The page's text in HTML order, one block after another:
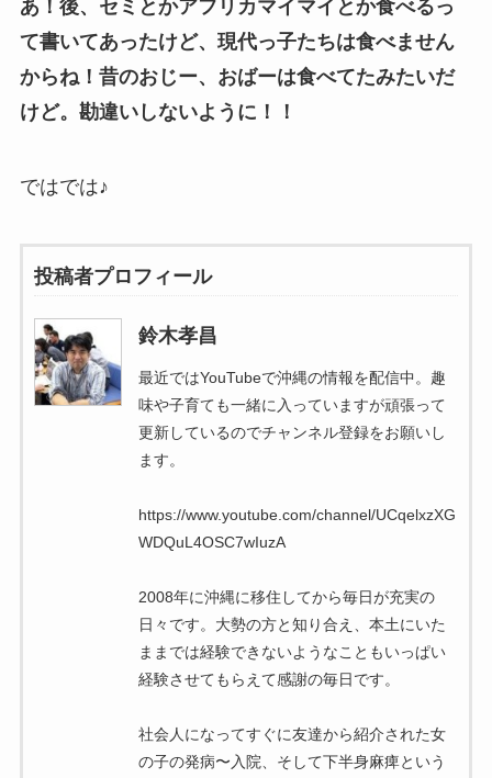
あ！後、セミとかアフリカマイマイとか食べるっ
て書いてあったけど、現代っ子たちは食べません
からね！昔のおじー、おばーは食べてたみたいだ
けど。勘違いしないように！！
ではでは♪
投稿者プロフィール
鈴木孝昌
最近ではYouTubeで沖縄の情報を配信中。趣
味や子育ても一緒に入っていますが頑張って
更新しているのでチャンネル登録をお願いし
ます。
https://www.youtube.com/channel/UCqelxzXG
WDQuL4OSC7wIuzA
2008年に沖縄に移住してから毎日が充実の
日々です。大勢の方と知り合え、本土にいた
ままでは経験できないようなこともいっぱい
経験させてもらえて感謝の毎日です。
社会人になってすぐに友達から紹介された女
の子の発病〜入院、そして下半身麻痺という